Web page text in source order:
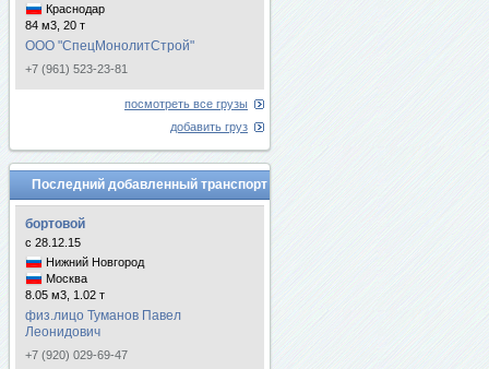
Краснодар
84 м3, 20 т
ООО "СпецМонолитСтрой"
+7 (961) 523-23-81
посмотреть все грузы
добавить груз
Последний добавленный транспорт
бортовой
с 28.12.15
Нижний Новгород
Москва
8.05 м3, 1.02 т
физ.лицо Туманов Павел
Леонидович
+7 (920) 029-69-47